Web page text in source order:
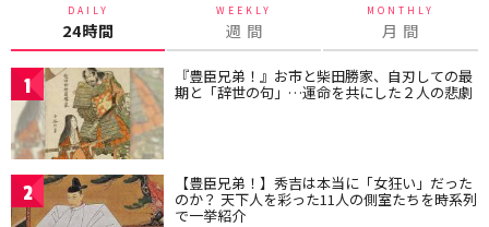
DAILY
24時間
WEEKLY
週 間
MONTHLY
月 間
1 『豊臣兄弟！』お市と柴田勝家、自刃しての最
期と「辞世の句」…運命を共にした２人の悲劇
2 【豊臣兄弟！】秀吉は本当に「女狂い」だった
のか？ 天下人を彩った11人の側室たちを時系列
で一挙紹介